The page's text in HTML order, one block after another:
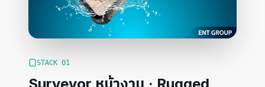
STACK 01
Surveyor หน้างาน · Rugged